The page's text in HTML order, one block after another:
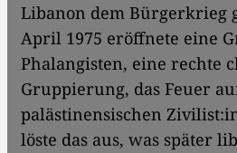
Libanon dem Bürgerkrieg
April 1975 eröffnete eine
Phalangisten, eine rechte
Gruppierung, das Feuer
palästinensischen
löste das aus, was später